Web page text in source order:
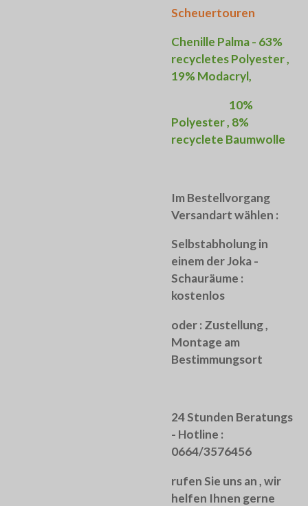
Scheuertouren
Chenille Palma - 63%
recycletes Polyester ,
19% Modacryl,
10%
Polyester , 8%
recyclete Baumwolle
Im Bestellvorgang
Versandart wählen :
Selbstabholung in
einem der Joka -
Schauräume :
kostenlos
oder : Zustellung ,
Montage am
Bestimmungsort
24 Stunden Beratungs
- Hotline :
0664/3576456
rufen Sie uns an , wir
helfen Ihnen gerne